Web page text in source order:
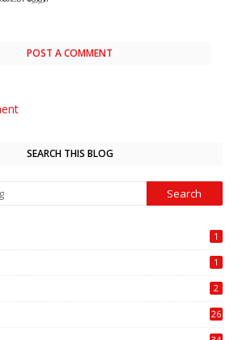
POST A COMMENT
SEARCH THIS BLOG
1
1
2
26